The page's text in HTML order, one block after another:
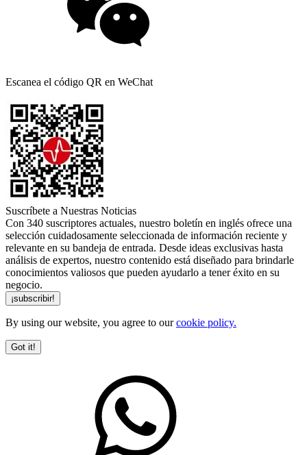
Escanea el código QR en WeChat
Suscríbete a Nuestras Noticias
Con 340 suscriptores actuales, nuestro boletín en inglés ofrece una
selección cuidadosamente seleccionada de información reciente y
relevante en su bandeja de entrada. Desde ideas exclusivas hasta
análisis de expertos, nuestro contenido está diseñado para brindarle
conocimientos valiosos que pueden ayudarlo a tener éxito en su
negocio.
By using our website, you agree to ourcookie policy.
Got it!